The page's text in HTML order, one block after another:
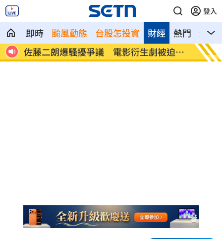
登入
即時 颱風動態 台股怎投資 熱門 影音
財經
忐
佐藤二朗爆騷擾爭議 電影衍生劇被迫喊
停
蜂蜜